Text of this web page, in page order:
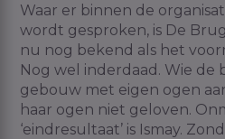
Waar er binnen de
wordt gesproken, is De
nu nog bekend als het
Nog wel inderdaad. Wie de
gebouw met eigen ogen
haar ogen niet geloven.
‘eindresultaat’ is Ismay.